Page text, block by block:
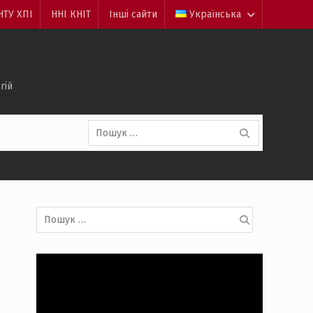
ХПІ ННІ КНІТ Інші сайти Українська
Пошук:
Пошук: